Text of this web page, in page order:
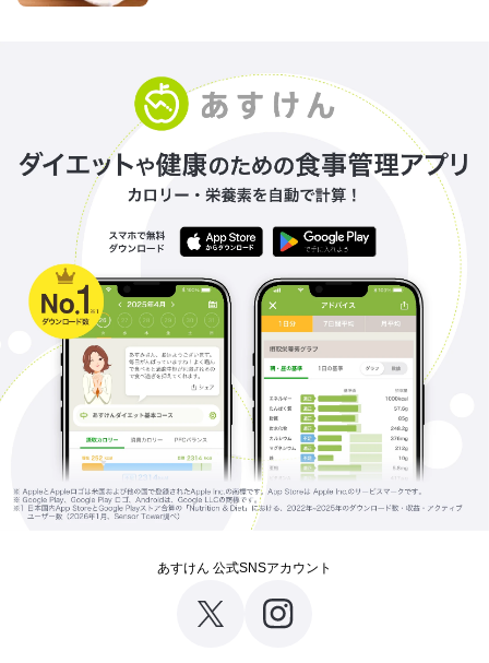
あすけん 公式SNSアカウント